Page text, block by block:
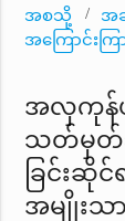
အစသို့
အ
အကြောင်းကြာ
အလှကုန်ပ
သတ်မှတ်ခ
ခြင်းဆို
အမျိုးသ